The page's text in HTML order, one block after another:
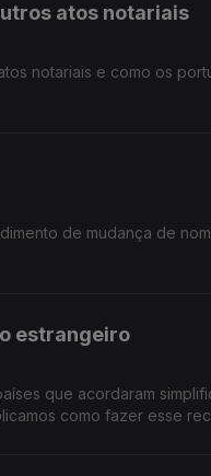
atos notariais
notariais e como os
de mudança de
estrangeiro
que acordaram
como fazer esse